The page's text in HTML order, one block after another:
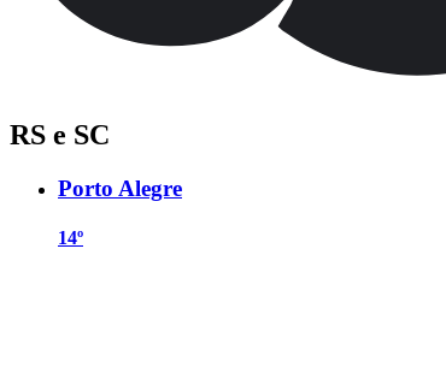
RS e SC
Porto Alegre
14º